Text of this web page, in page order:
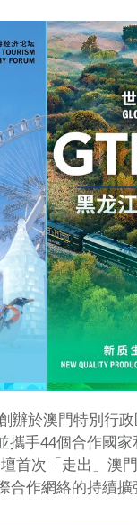
辦於澳門特別行
攜手44個合作國
首次「走出」澳
作網絡的持續擴